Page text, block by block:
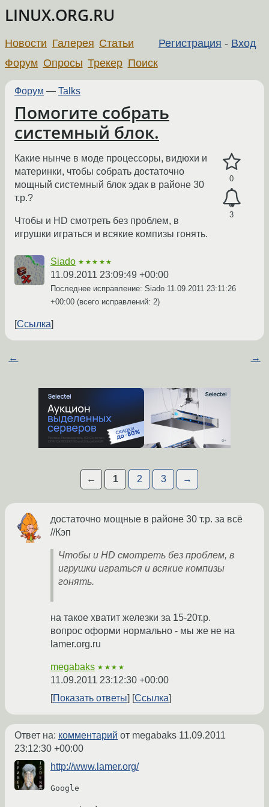
LINUX.ORG.RU
Регистрация - Вход
Новости Галерея Статьи
Форум Опросы Трекер Поиск
Форум — Talks
Помогите собрать
системный блок.
0
3
Какие нынче в моде процессоры, видюхи и
материнки, чтобы собрать достаточно
мощный системный блок эдак в районе 30
т.р.?
Чтобы и HD смотреть без проблем, в
игрушки играться и всякие компизы гонять.
Siado ★★★★★
11.09.2011 23:09:49 +00:00
Последнее исправление: Siado 11.09.2011 23:11:26
+00:00 (всего исправлений: 2)
Ссылка
← →
← 1 2 3 →
достаточно мощные в районе 30 т.р. за всё
//Кэп
Чтобы и HD смотреть без проблем, в
игрушки играться и всякие компизы
гонять.
на такое хватит железки за 15-20т.р.
вопрос оформи нормально - мы же не на
lamer.org.ru
megabaks ★★★★
11.09.2011 23:12:30 +00:00
Показать ответы
Ссылка
Ответ на: комментарий от megabaks 11.09.2011
23:12:30 +00:00
http://www.lamer.org/
Google